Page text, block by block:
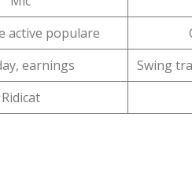
active populare
earnings
Swing
Ridicat